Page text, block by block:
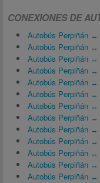
CONEXIONES DE
Autobús Perpiñán ↔
Autobús Perpiñán ↔
Autobús Perpiñán ↔
Autobús Perpiñán ↔
Autobús Perpiñán ↔
Autobús Perpiñán ↔
Autobús Perpiñán ↔
Autobús Perpiñán ↔
Autobús Perpiñán ↔
Autobús Perpiñán ↔
Autobús Perpiñán ↔
Autobús Perpiñán ↔
Autobús Perpiñán ↔